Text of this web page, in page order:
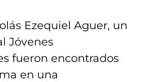
Ezequiel Aguer, un
Jóvenes
fueron encontrados
en una